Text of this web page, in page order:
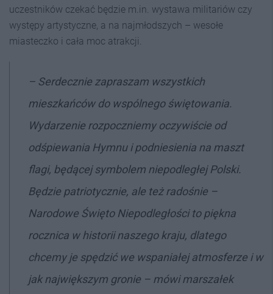
uczestników czekać będzie m.in. wystawa militariów czy
występy artystyczne, a na najmłodszych – wesołe
miasteczko i cała moc atrakcji.
– Serdecznie zapraszam wszystkich
mieszkańców do wspólnego świętowania.
Wydarzenie rozpoczniemy oczywiście od
odśpiewania Hymnu i podniesienia na maszt
flagi, będącej symbolem niepodległej Polski.
Będzie patriotycznie, ale też radośnie –
Narodowe Święto Niepodległości to piękna
rocznica w historii naszego kraju, dlatego
chcemy je spędzić we wspaniałej atmosferze i w
jak największym gronie – mówi marszałek